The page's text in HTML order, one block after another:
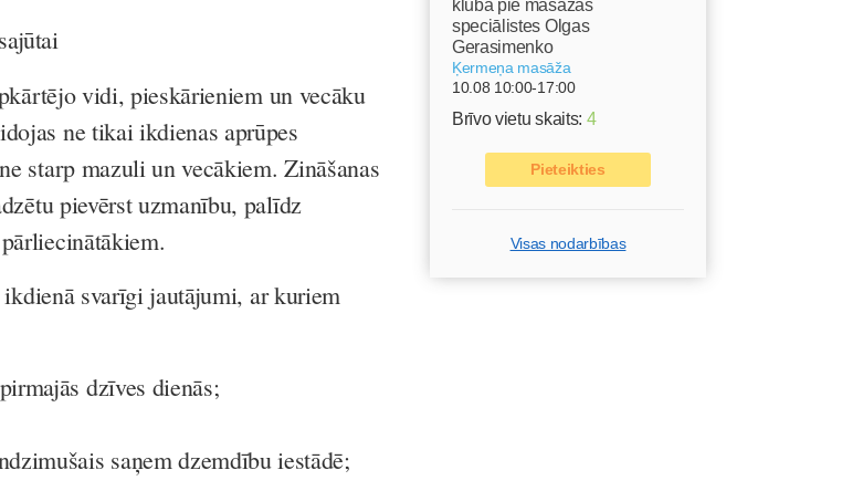
vidi, pieskārieniem un vecāku
ne tikai ikdienas aprūpes
starp mazuli un vecākiem. Zināšanas
pievērst uzmanību, palīdz
svarīgi jautājumi, ar kuriem
dzīves dienās;
saņem dzemdību iestādē;
klubā pie masāžas
speciālistes Olgas
Gerasimenko
Ķermeņa masāža
10.08 10:00-17:00
Brīvo vietu skaits: 4
Pieteikties
Visas nodarbības